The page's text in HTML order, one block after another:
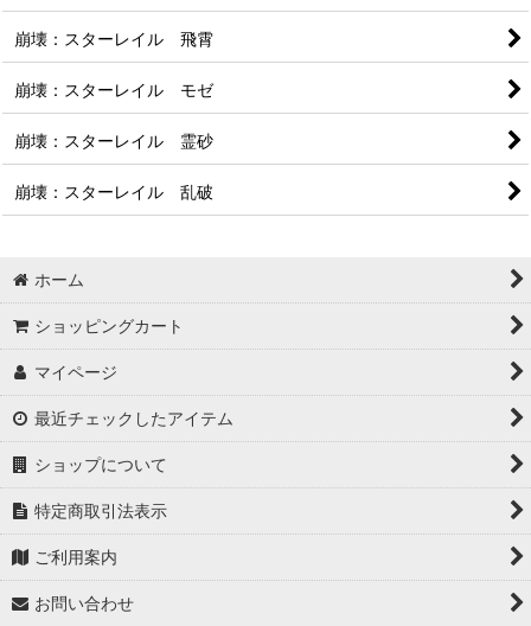
崩壊：スターレイル 飛霄
崩壊：スターレイル モゼ
崩壊：スターレイル 霊砂
崩壊：スターレイル 乱破
ホーム
ショッピングカート
マイページ
最近チェックしたアイテム
ショップについて
特定商取引法表示
ご利用案内
お問い合わせ